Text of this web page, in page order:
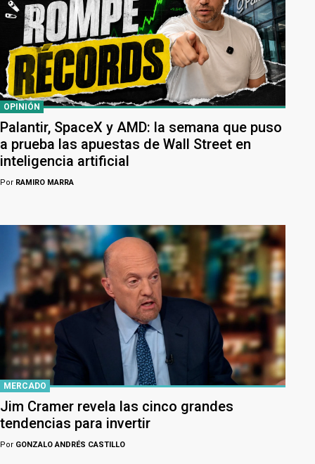
OPINIÓN
Palantir, SpaceX y AMD: la semana que puso
a prueba las apuestas de Wall Street en
inteligencia artificial
Por RAMIRO MARRA
MERCADO
Jim Cramer revela las cinco grandes
tendencias para invertir
Por GONZALO ANDRÉS CASTILLO